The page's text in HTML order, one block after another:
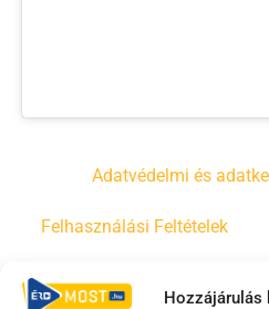
Hozzájárulás
Adatvédelmi és
Felhasználási Feltételek
Irányelvek